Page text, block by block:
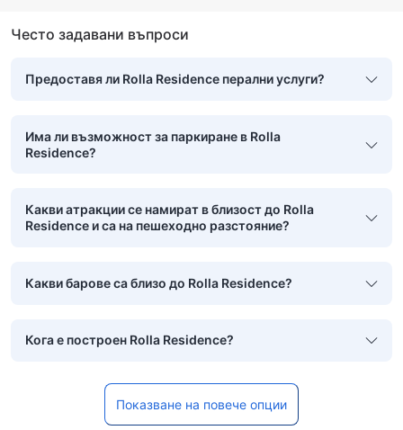
Често задавани въпроси
Предоставя ли Rolla Residence перални услуги?
Има ли възможност за паркиране в Rolla
Residence?
Какви атракции се намират в близост до Rolla
Residence и са на пешеходно разстояние?
Какви барове са близо до Rolla Residence?
Кога е построен Rolla Residence?
Показване на повече опции